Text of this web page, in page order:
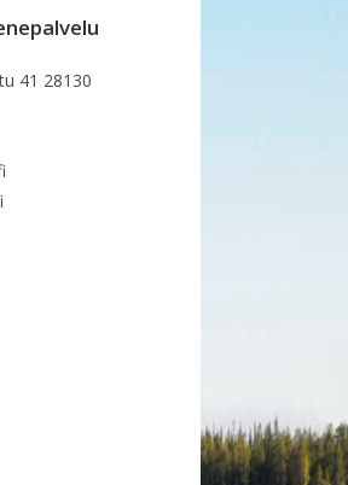
41 28130